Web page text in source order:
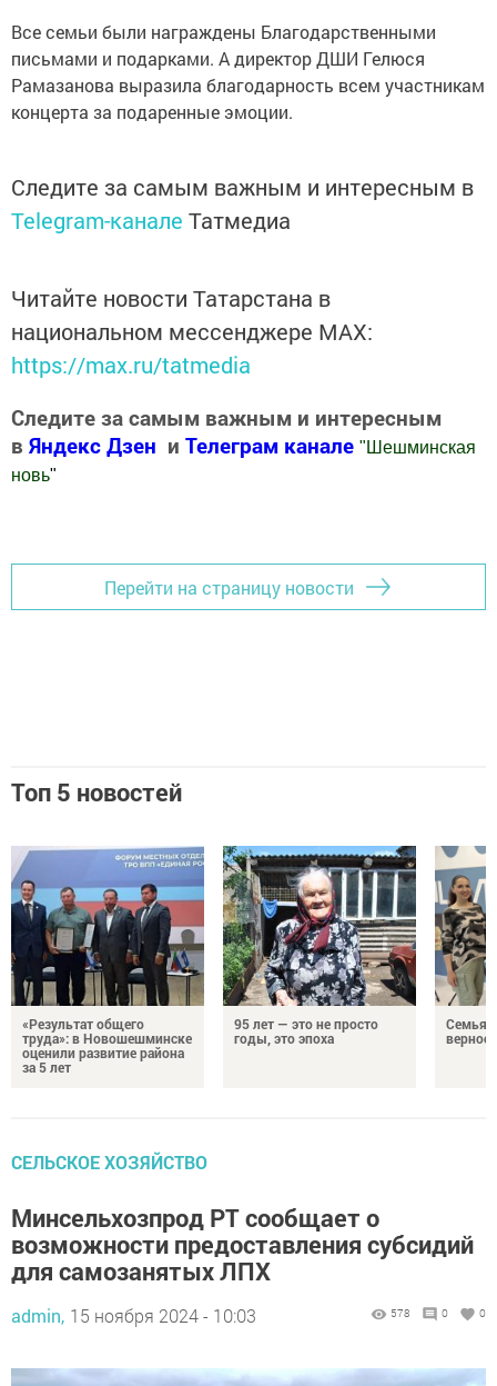
Все семьи были награждены Благодарственными
письмами и подарками. А директор ДШИ Гелюся
Рамазанова выразила благодарность всем участникам
концерта за подаренные эмоции.
Следите за самым важным и интересным в
Telegram-канале Татмедиа
Читайте новости Татарстана в
национальном мессенджере MАХ:
https://max.ru/tatmedia
Следите за самым важным и интересным
в Яндекс Дзен и Телеграм канале " Шешминская
новь"
Перейти на страницу новости
Топ 5 новостей
«Результат общего
труда»: в Новошешминске
оценили развитие района
за 5 лет
95 лет — это не просто
годы, это эпоха
Семья
СЕЛЬСКОЕ ХОЗЯЙСТВО
Минсельхозпрод РТ сообщает о
возможности предоставления субсидий
для самозанятых ЛПХ
admin, 15 ноября 2024 - 10:03 578 0 0